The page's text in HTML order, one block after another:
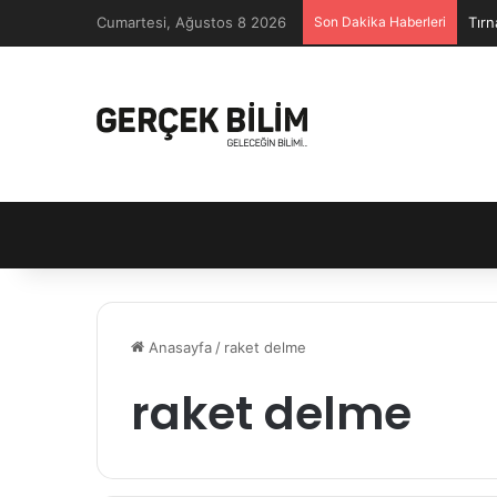
Cumartesi, Ağustos 8 2026 Son Dakika Haberleri
Anasayfa / raket delme
raket delme